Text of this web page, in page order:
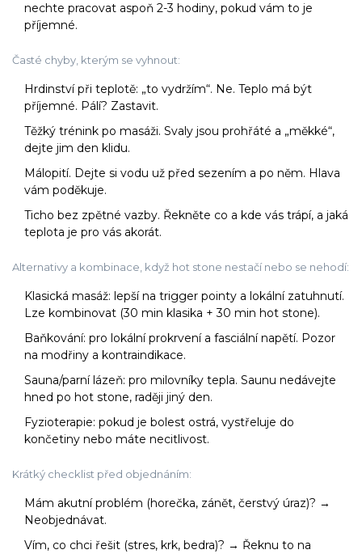
nechte pracovat aspoň 2-3 hodiny, pokud vám to je
příjemné.
Časté chyby, kterým se vyhnout:
Hrdinství při teplotě: „to vydržím“. Ne. Teplo má být
příjemné. Pálí? Zastavit.
Těžký trénink po masáži. Svaly jsou prohřáté a „měkké“,
dejte jim den klidu.
Málopití. Dejte si vodu už před sezením a po něm. Hlava
vám poděkuje.
Ticho bez zpětné vazby. Řekněte co a kde vás trápí, a jaká
teplota je pro vás akorát.
Alternativy a kombinace, když hot stone nestačí nebo se nehodí:
Klasická masáž: lepší na trigger pointy a lokální zatuhnutí.
Lze kombinovat (30 min klasika + 30 min hot stone).
Baňkování: pro lokální prokrvení a fasciální napětí. Pozor
na modřiny a kontraindikace.
Sauna/parní lázeň: pro milovníky tepla. Saunu nedávejte
hned po hot stone, raději jiný den.
Fyzioterapie: pokud je bolest ostrá, vystřeluje do
končetiny nebo máte necitlivost.
Krátký checklist před objednáním:
Mám akutní problém (horečka, zánět, čerstvý úraz)? →
Neobjednávat.
Vím, co chci řešit (stres, krk, bedra)? → Řeknu to na